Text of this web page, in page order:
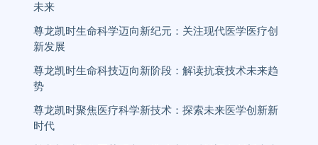
未来
尊龙凯时生命科学迈向新纪元：关注现代医学医疗创
新发展
尊龙凯时生命科技迈向新阶段：解读抗衰技术未来趋
势
尊龙凯时聚焦医疗科学新技术：探索未来医学创新新
时代